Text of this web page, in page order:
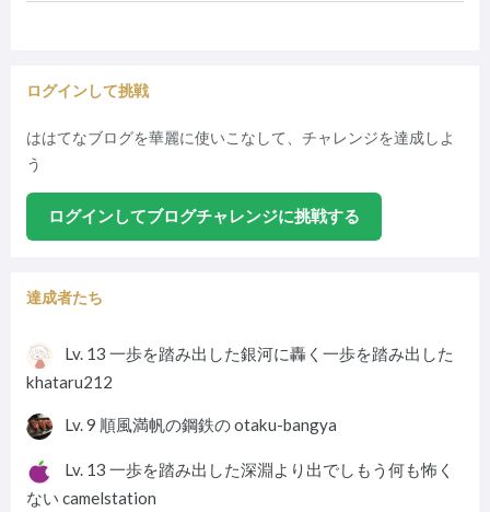
ログインして挑戦
ははてなブログを華麗に使いこなして、チャレンジを達成しよ
う
ログインしてブログチャレンジに挑戦する
達成者たち
Lv. 13 一歩を踏み出した銀河に轟く一歩を踏み出した
khataru212
Lv. 9 順風満帆の鋼鉄のotaku-bangya
Lv. 13 一歩を踏み出した深淵より出でしもう何も怖く
ないcamelstation